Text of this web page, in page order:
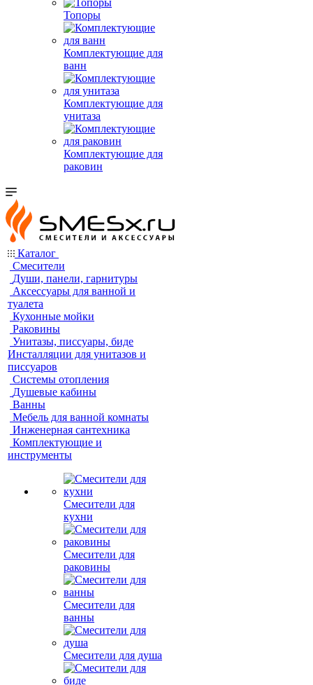
Топоры
Комплектующие для
ванн
Комплектующие для
унитаза
Комплектующие для
раковин
Каталог
Смесители
Души, панели, гарнитуры
Аксессуары для ванной и
туалета
Кухонные мойки
Раковины
Унитазы, писсуары, биде
Инсталляции для унитазов и
писсуаров
Системы отопления
Душевые кабины
Ванны
Мебель для ванной комнаты
Инженерная сантехника
Комплектующие и
инструменты
Смесители для
кухни
Смесители для
раковины
Смесители для
ванны
Смесители для душа